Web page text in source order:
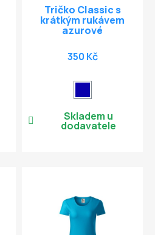
Tričko Classic s
krátkým rukávem
azurové
350 Kč
Skladem u
dodavatele